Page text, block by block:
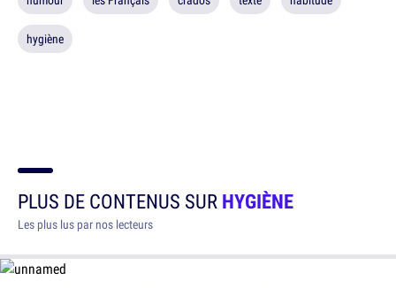
hygiène
PLUS DE CONTENUS SURHYGIÈNE
Les plus lus par nos lecteurs